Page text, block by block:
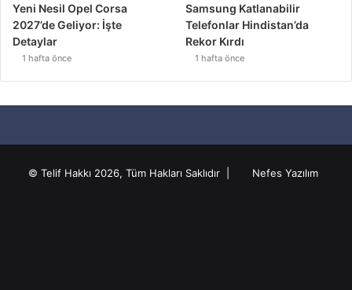
Yeni Nesil Opel Corsa
2027’de Geliyor: İşte
Detaylar
1 hafta önce
Samsung Katlanabilir
Telefonlar Hindistan’da
Rekor Kırdı
1 hafta önce
© Telif Hakkı 2026, Tüm Hakları Saklıdır | Nefes Yazılım